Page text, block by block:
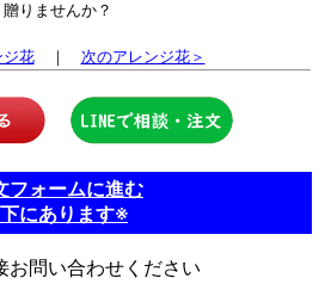
贈りませんか？
ジ花｜ 次のアレンジ花＞
フォームに進む
にあります※
お問い合わせください